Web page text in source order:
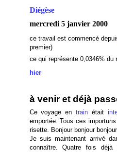
Diégèse
mercredi 5 janvier 2000
ce travail est commencé
premier)
ce qui représente 0,0346% du
hier
à venir et déjà
Ce voyage en trainétait
emportée. Tous ces
risette. Bonjour bonjour
Je suis maintenant arrivé
connaître. Quatre fois